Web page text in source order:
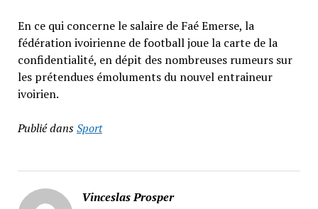
En ce qui concerne le salaire de Faé Emerse, la
fédération ivoirienne de football joue la carte de la
confidentialité, en dépit des nombreuses rumeurs sur
les prétendues émoluments du nouvel entraineur
ivoirien.
Publié dansSport
Vinceslas Prosper